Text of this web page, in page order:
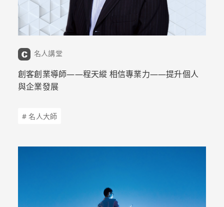
名人講堂
創客創業導師——程天縱 相信專業力——提升個人
與企業發展
# 名人大師